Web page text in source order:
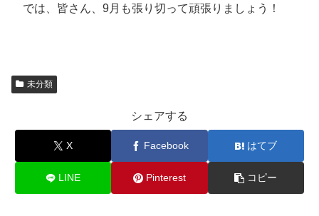
では、皆さん、9月も張り切って頑張りましょう！
未分類
シェアする
X Facebook はてブ
LINE Pinterest コピー